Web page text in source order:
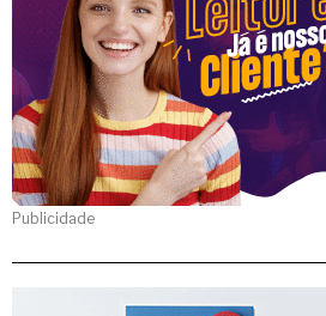
Publicidade